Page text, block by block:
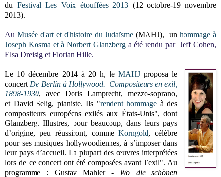
du Festival Les Voix étouffées 2013 (12 octobre-19 novembre
2013).
Au Musée d'art et d'histoire du Judaïsme (MAHJ), unhommage à
Joseph Kosma et à Norbert Glanzberga été rendu par Jeff Cohen,
Elsa Dreisig et Florian Hille.
Le 10 décembre 2014 à 20 h, le MAHJproposa le
concert De Berlin à Hollywood.
Compositeurs en exil,
1898-1930, avec Doris Lamprecht, mezzo-soprano,
et David Selig, pianiste. Ils "rendent hommage à des
compositeurs européens exilés aux États-Unis", dont
Glanzberg. Illustres, pour beaucoup, dans leurs pays
d’origine, peu réussiront, commeKorngold, célèbre
pour ses musiques hollywoodiennes, à s’imposer dans
leur pays d’accueil. La plupart des œuvres interprétées
lors de ce concert ont été composées avant l’exil". Au
programme : Gustav Mahler - Wo die schönen